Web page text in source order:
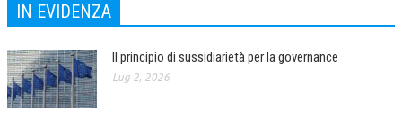
PEER REVIEW
CODICE ETICO
AUTORI
IN EVIDENZA
Il principio di sussidiarietà per la governance
Lug 2, 2026